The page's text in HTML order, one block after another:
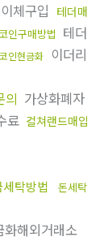
체구입 테더매
인구매방법 테더
인현금화
이더리
의 가상화폐자
료 컬쳐랜드매입
탁방법
돈세탁
화해외거래소